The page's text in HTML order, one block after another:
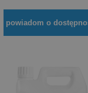
powiadom o